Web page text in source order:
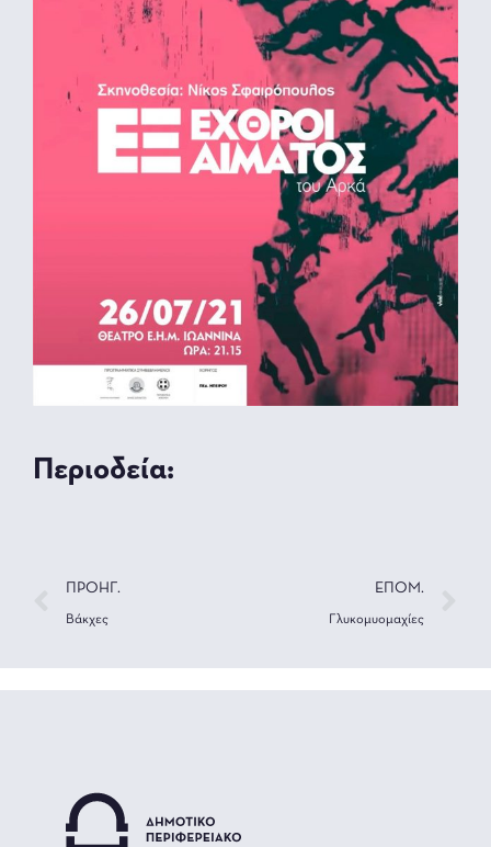
Περιοδεία:
ΠΡΟΗΓ.
Βάκχες
ΕΠΟΜ.
Γλυκομυομαχίες